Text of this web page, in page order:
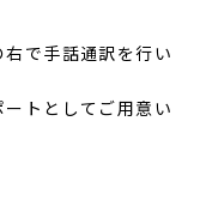
で手話通訳を行い
トとしてご用意い